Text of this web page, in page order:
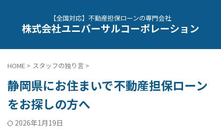
【全国対応】不動産担保ローンの専門会社
株式会社ユニバーサルコーポレーション
HOME > スタッフの独り言 >
静岡県にお住まいで不動産担保ローン
をお探しの方へ
2026年1月19日